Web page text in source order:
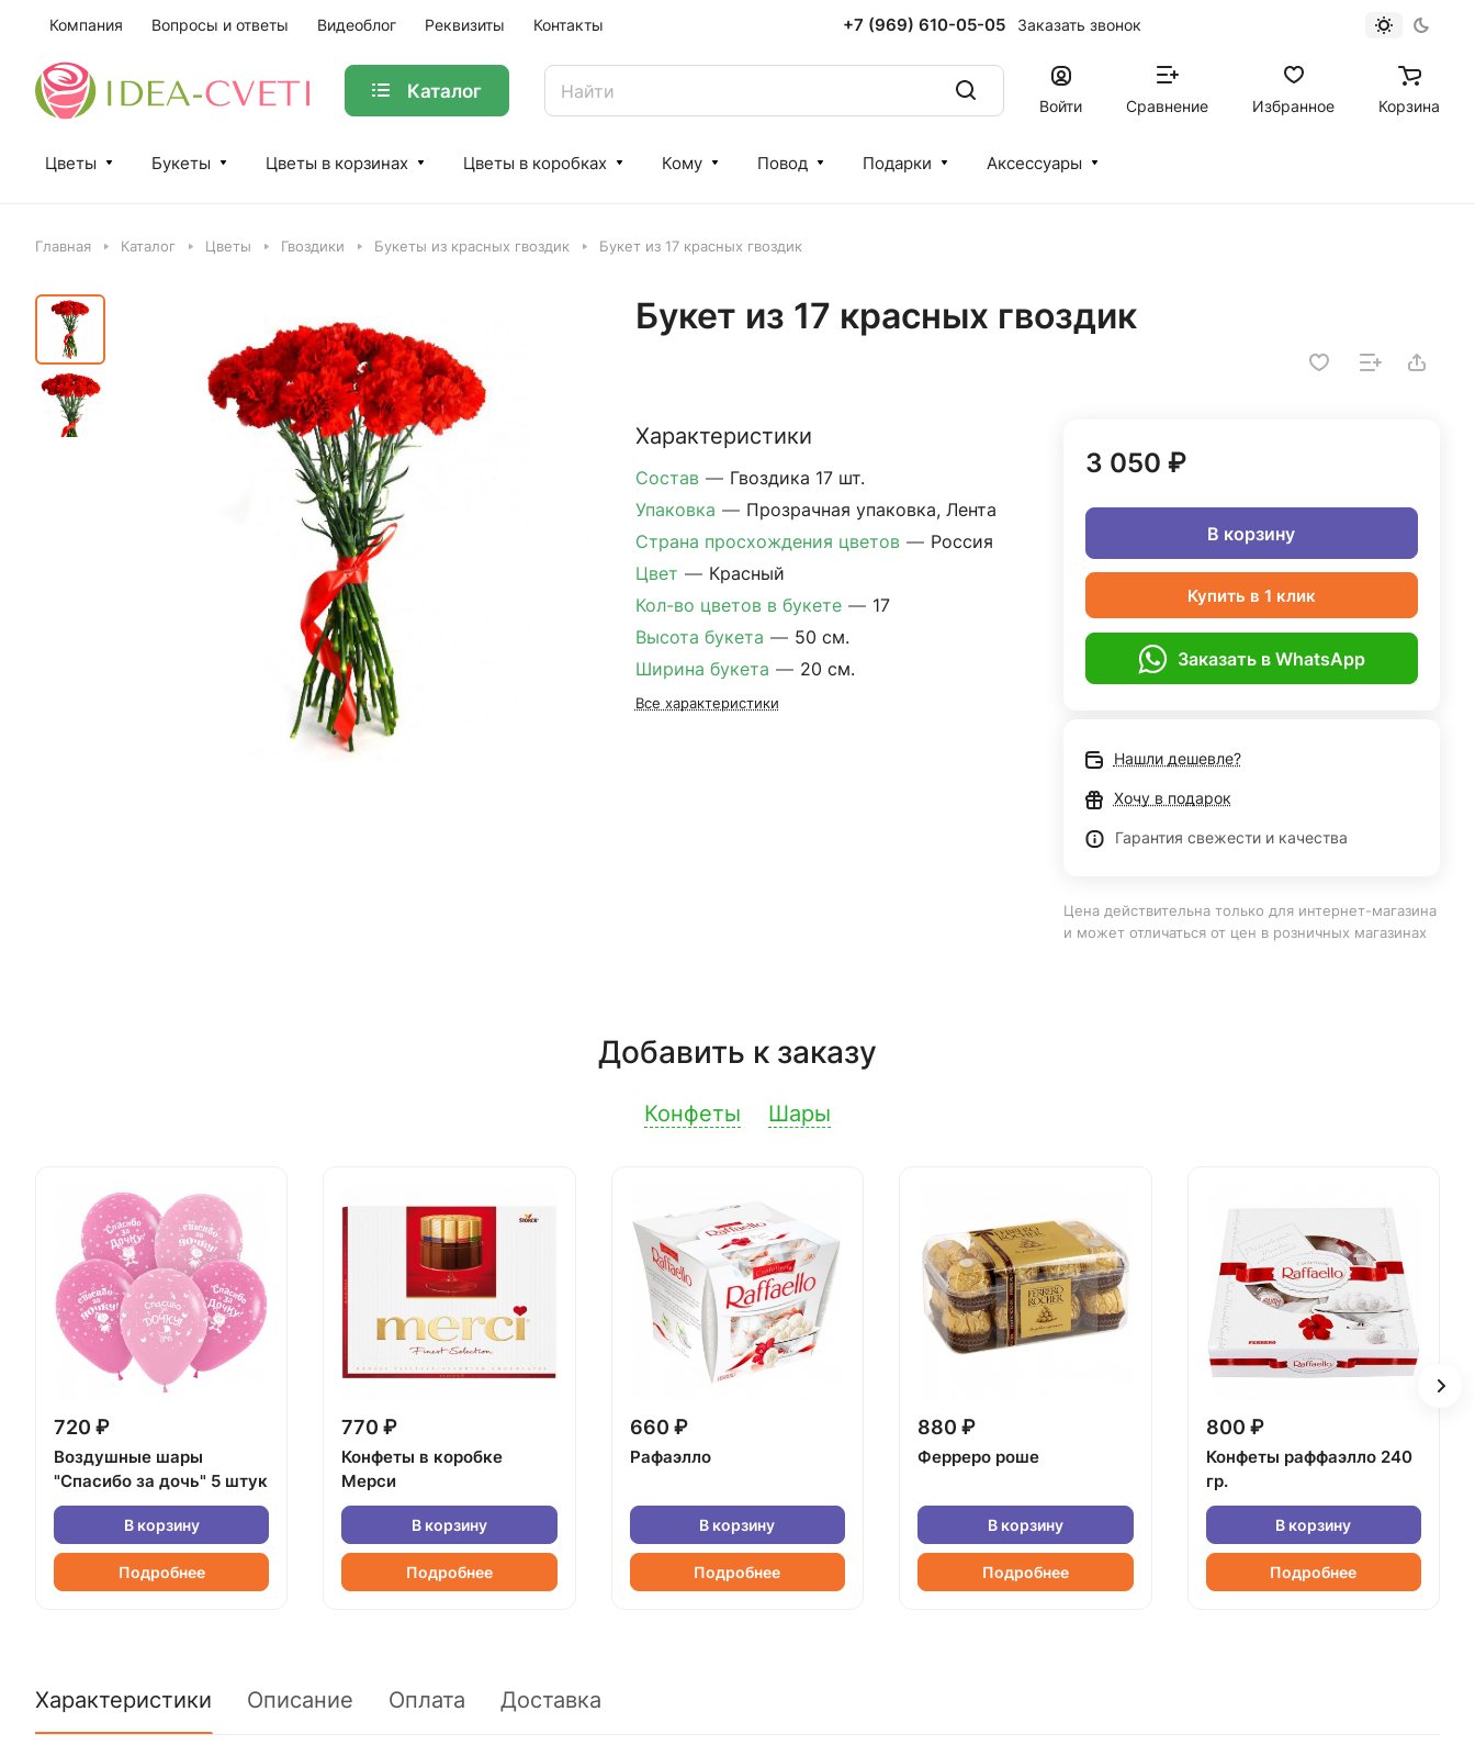
Компания Вопросы и ответы Видеоблог Реквизиты Контакты +7 (969) 610-05-05 Заказать звонок
Каталог
Войти Сравнение Избранное Корзина
Цветы Букеты Цветы в корзинах Цветы в коробках Кому Повод Подарки Аксессуары
Главная Каталог Цветы Гвоздики Букеты из красных гвоздик Букет из 17 красных гвоздик
Букет из 17 красных гвоздик
Характеристики
Состав — Гвоздика 17 шт.
Упаковка — Прозрачная упаковка, Лента
Страна просхождения цветов — Россия
Цвет — Красный
Кол-во цветов в букете — 17
Высота букета — 50 см.
Ширина букета — 20 см.
Все характеристики
3 050 ₽
В корзину
Купить в 1 клик
Заказать в WhatsApp
Нашли дешевле?
Хочу в подарок
Гарантия свежести и качества
Цена действительна только для интернет-магазина
и может отличаться от цен в розничных магазинах
Добавить к заказу
Конфеты Шары
720 ₽
Воздушные шары
"Спасибо за дочь" 5 штук
В корзину
Подробнее
770 ₽
Конфеты в коробке
Мерси
В корзину
Подробнее
660 ₽
Рафаэлло
В корзину
Подробнее
880 ₽
Ферреро роше
В корзину
Подробнее
800 ₽
Конфеты раффаэлло 240
гр.
В корзину
Подробнее
Характеристики Описание Оплата Доставка